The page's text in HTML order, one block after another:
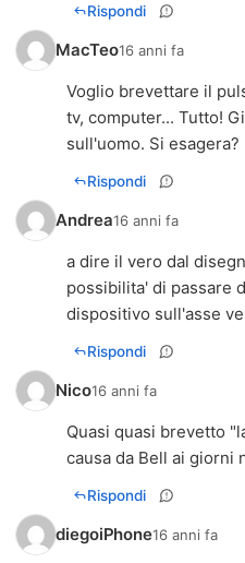
Rispondi
MacTeo16 anni fa
Voglio brevettare il
tv, computer... Tutto!
sull'uomo. Si esagera?
Rispondi
Andrea16 anni fa
a dire il vero dal
possibilita' di passare
dispositivo sull'asse
Rispondi
Nico16 anni fa
Quasi quasi brevetto
causa da Bell ai giorni
Rispondi
diegoiPhone16 anni fa